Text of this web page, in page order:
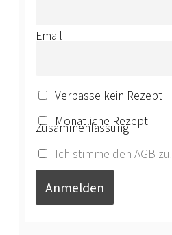
Email
Verpasse kein Rezept
Monatliche Rezept-
Zusammenfassung
Ich stimme den AGB zu.